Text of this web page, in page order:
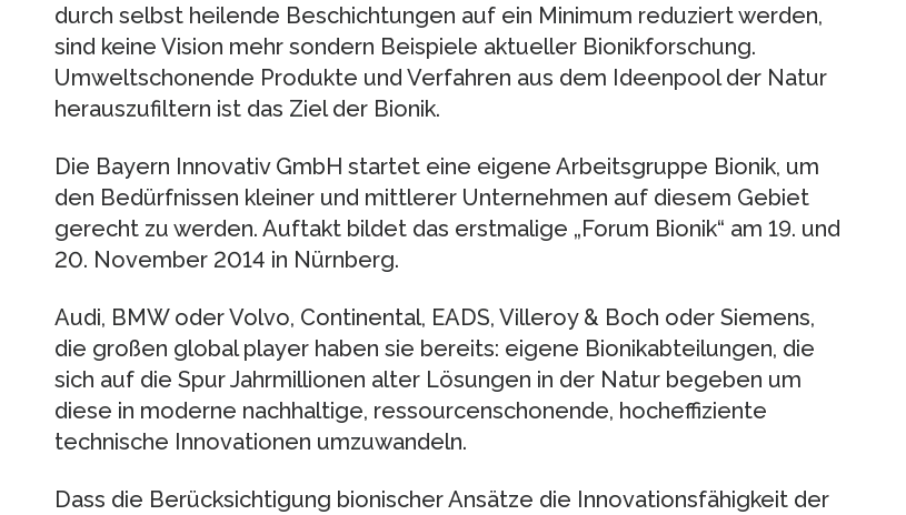
durch selbst heilende Beschichtungen auf ein Minimum reduziert werden,
sind keine Vision mehr sondern Beispiele aktueller Bionikforschung.
Umweltschonende Produkte und Verfahren aus dem Ideenpool der Natur
herauszufiltern ist das Ziel der Bionik.
Die Bayern Innovativ GmbH startet eine eigene Arbeitsgruppe Bionik, um
den Bedürfnissen kleiner und mittlerer Unternehmen auf diesem Gebiet
gerecht zu werden. Auftakt bildet das erstmalige „Forum Bionik“ am 19. und
20. November 2014 in Nürnberg.
Audi, BMW oder Volvo, Continental, EADS, Villeroy & Boch oder Siemens,
die großen global player haben sie bereits: eigene Bionikabteilungen, die
sich auf die Spur Jahrmillionen alter Lösungen in der Natur begeben um
diese in moderne nachhaltige, ressourcenschonende, hocheffiziente
technische Innovationen umzuwandeln.
Dass die Berücksichtigung bionischer Ansätze die Innovationsfähigkeit der